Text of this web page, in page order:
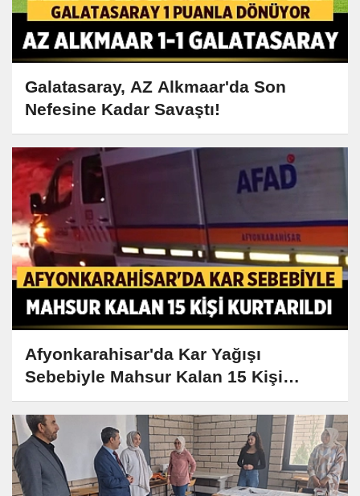
Galatasaray, AZ Alkmaar'da Son
Nefesine Kadar Savaştı!
Afyonkarahisar'da Kar Yağışı
Sebebiyle Mahsur Kalan 15 Kişi
Kurtarıldı